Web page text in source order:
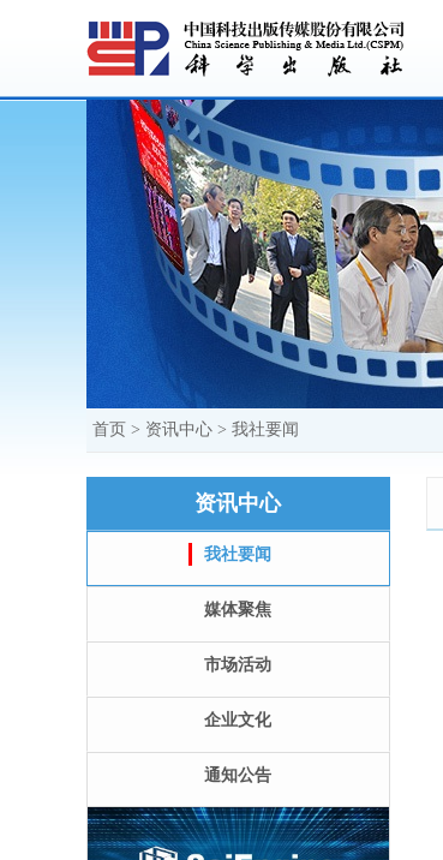
首页 > 资讯中心 > 我社要闻
资讯中心
我社要闻
媒体聚焦
市场活动
企业文化
通知公告